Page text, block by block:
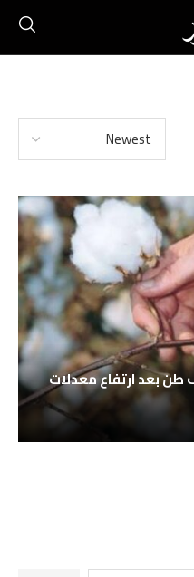
طن بعد ارتفاع معدلات